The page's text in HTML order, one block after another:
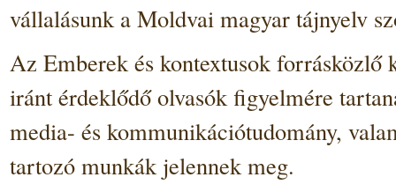
vállalásunk a Moldvai magyar tájnyelv
Az Emberek és kontextusok forrásközlő
iránt érdeklődő olvasók figyelmére
media- és kommunikációtudomány,
tartozó munkák jelennek meg.